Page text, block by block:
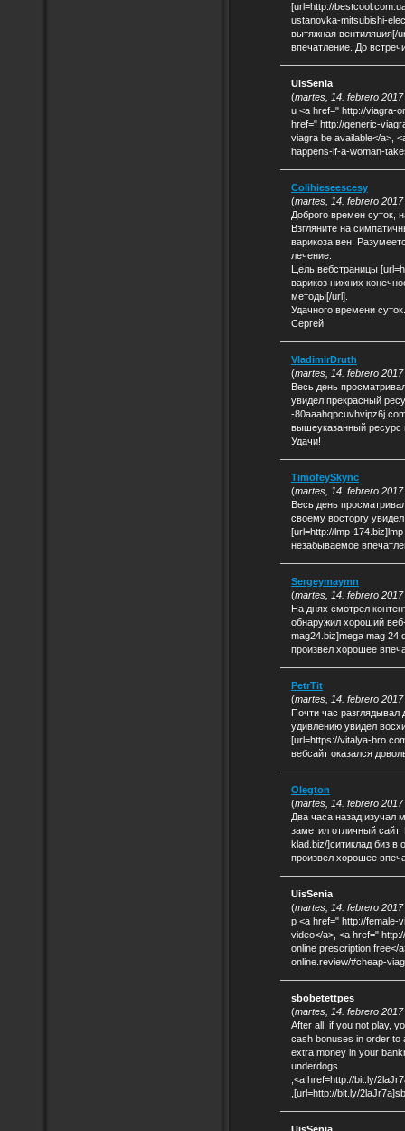
[url=http://
ustanovka-mitsubishi-
вытяжная вентиляция[/
впечатление. До
UisSenia
(martes, 14. febrero 2017
u <a href=" http://viagra-
href=" http://generic-
viagra be available</a>,
happens-if-a-woman-
Colihieseescesy
(martes, 14. febrero 2017
Доброго времен суток,
Взгляните на
варикоза вен.
лечение.
Цель вебстраницы
варикоз нижних
методы[/url].
Удачного времени суток.
Сергей
VladimirDruth
(martes, 14. febrero 2017
Весь день
увидел прекрасный
-
вышеуказанный ресурс
Удачи!
TimofeySkync
(martes, 14. febrero 2017
Весь день
своему восторгу
[url=http://lmp-
незабываемое
Sergeymaymn
(martes, 14. febrero 2017
На днях смотрел
обнаружил хороший
mag24.biz]mega mag 24
произвел хорошее
PetrTit
(martes, 14. febrero 2017
Почти час разглядывал
удивлению увидел
[url=https://vitalya-
вебсайт оказался
Olegton
(martes, 14. febrero 2017
Два часа назад изучал
заметил отличный
klad.biz/]ситиклад биз в
произвел хорошее
UisSenia
(martes, 14. febrero 2017
p <a href=" http://female-
video</a>, <a href="
online prescription free</
online.review/#cheap-
sbobetettpes
(martes, 14. febrero 2017
After all, if you not play,
cash bonuses in order to
extra money in your
underdogs.
,<a href=http://bit.ly/
,[url=http://bit.ly/